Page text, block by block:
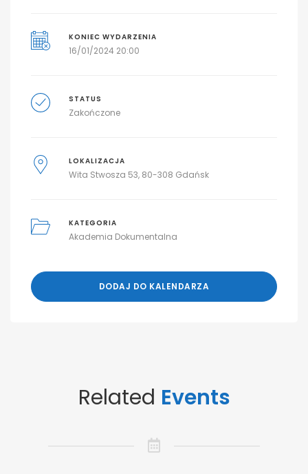
KONIEC WYDARZENIA
16/01/2024 20:00
STATUS
Zakończone
LOKALIZACJA
Wita Stwosza 53, 80-308 Gdańsk
KATEGORIA
Akademia Dokumentalna
DODAJ DO KALENDARZA
Related Events